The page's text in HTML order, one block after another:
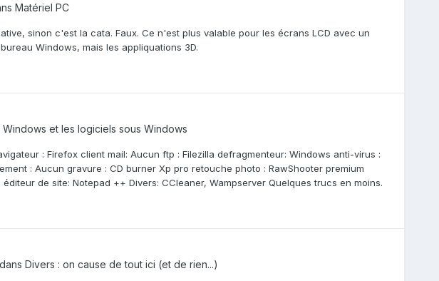
Matériel PC
sinon c'est la cata. Faux. Ce n'est plus valable pour les écrans LCD avec un
Windows, mais les appliquations 3D.
Windows et les logiciels sous Windows
: Firefox client mail: Aucun ftp : Filezilla defragmenteur: Windows anti-virus :
: Aucun gravure : CD burner Xp pro retouche photo : RawShooter premium
de site: Notepad ++ Divers: CCleaner, Wampserver Quelques trucs en moins.
dans Divers : on cause de tout ici (et de rien...)